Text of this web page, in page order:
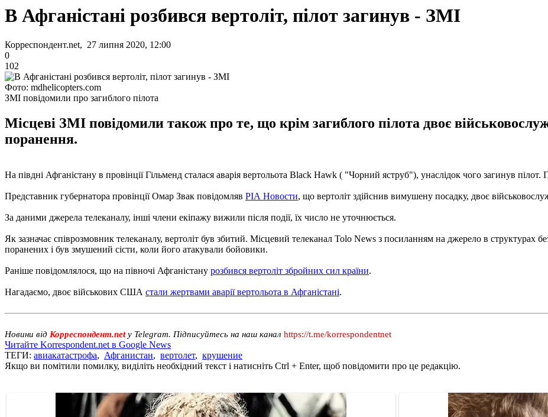
В Афганістані розбився вертоліт, пілот загинув - ЗМІ
Корреспондент.net, 27 липня 2020, 12:00
0
102
Фото: mdhelicopters.com
ЗМІ повідомили про загиблого пілота
Місцеві ЗМІ повідомили також про те, що крім загиблого пілота двоє
поранення.
На півдні Афганістану в провінції Гільменд сталася аварія вертольота Black Hawk ( "Чорний яструб"), унаслідок чого загинув пілот.
Представник губернатора провінції Омар Звак повідомляв РІА Новости, що вертоліт здійснив вимушену посадку, двоє
За даними джерела телеканалу, інші члени екіпажу вижили після події, їх число не уточнюється.
Як зазначає співрозмовник телеканалу, вертоліт був збитий. Місцевий телеканал Tolo News з посиланням на джерело в структурах
поранених і був змушений сісти, коли його атакували бойовики.
Раніше повідомлялося, що на півночі Афганістану розбився вертоліт збройних сил країни.
Нагадаємо, двоє військових США стали жертвами аварії вертольота в Афганістані.
Новини від Корреспондент.net у Telegram. Підписуйтесь на наш канал https://t.me/korrespondentnet
Читайте Korrespondent.net в Google News
ТЕГИ: авиакатастрофа, Афганистан, вертолет, крушение
Якщо ви помітили помилку, виділіть необхідний текст і натисніть Ctrl + Enter, щоб повідомити про це редакцію.